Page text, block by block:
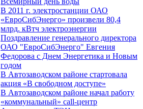
В 2011 г. электростанции ОАО
«ЕвроСибЭнерго» произвели 80,4
млрд. кВтч электроэнергии
Поздравление генерального директора
ОАО "ЕвроСибЭнерго" Евгения
Федорова с Днем Энергетика и Новым
годом
В Автозаводском районе стартовала
акция «В свободном доступе»
В Автозаводском районе начал работу
«коммунальный» call-центр